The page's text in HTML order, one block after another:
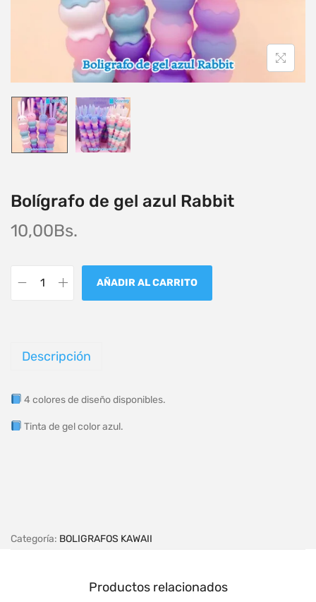
Bolígrafo de gel azul Rabbit
10,00Bs.
AÑADIR AL CARRITO
Descripción
4 colores de diseño disponibles.
Tinta de gel color azul.
Categoría: BOLIGRAFOS KAWAII
Productos relacionados